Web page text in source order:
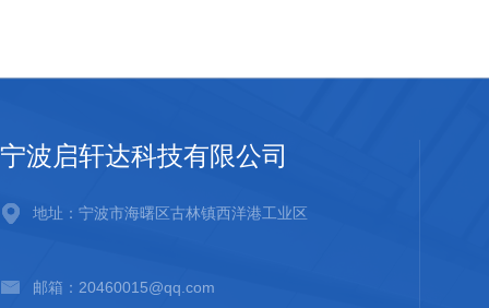
宁波启轩达科技有限公司
地址：宁波市海曙区古林镇西洋港工业区
邮箱：20460015@qq.com